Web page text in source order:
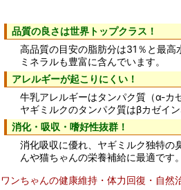
品質の良さは世界トップクラス！
高品質の目安の脂肪分は31％と最高
ミネラルも豊富に含んでいます。
アレルギーが起こりにくい！
牛乳アレルギーはタンパク質（α-カ
ヤギミルクのタンパク質はβカゼイ
消化・吸収・嗜好性抜群！
消化吸収に優れ、ヤギミルク独特の
んや猫ちゃんの栄養補給に最適です。
ワンちゃんの健康維持・体力回復・自然